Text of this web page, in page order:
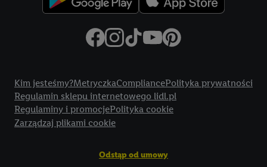
Kim jesteśmy?MetryczkaCompliancePolityka prywatności
Regulamin sklepu internetowego lidl.pl
Regulaminy i promocjePolityka cookie
Zarządzaj plikami cookie
Odstąp od umowy